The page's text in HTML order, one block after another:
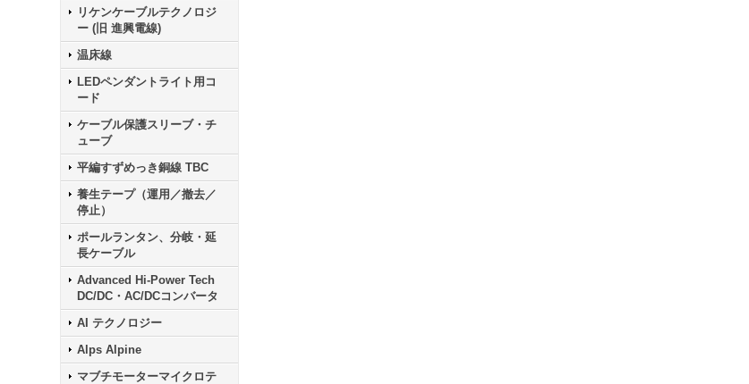
リケンケーブルテクノロジ
ー (旧 進興電線)
温床線
LEDペンダントライト用コ
ード
ケーブル保護スリーブ・チ
ューブ
平編すずめっき銅線 TBC
養生テープ（運用／撤去／
停止）
ポールランタン、分岐・延
長ケーブル
Advanced Hi-Power Tech
DC/DC・AC/DCコンバータ
AI テクノロジー
Alps Alpine
マブチモーターマイクロテ